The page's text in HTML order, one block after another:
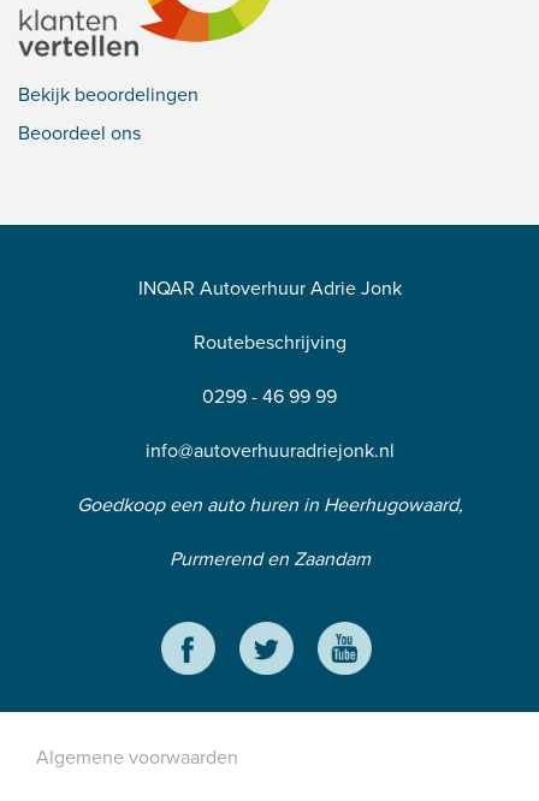
Bekijk beoordelingen
Beoordeel ons
INQAR Autoverhuur Adrie Jonk
Routebeschrijving
0299 - 46 99 99
info@autoverhuuradriejonk.nl
Goedkoop een auto huren in Heerhugowaard,
Purmerend en Zaandam
Algemene voorwaarden